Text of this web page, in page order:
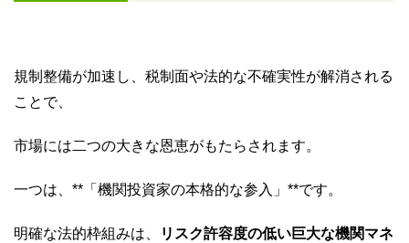
規制整備が加速し、税制面や法的な不確実性が解消される
ことで、
市場には二つの大きな恩恵がもたらされます。
一つは、**「機関投資家の本格的な参入」**です。
明確な法的枠組みは、
リスク許容度の低い巨大な機関マネ